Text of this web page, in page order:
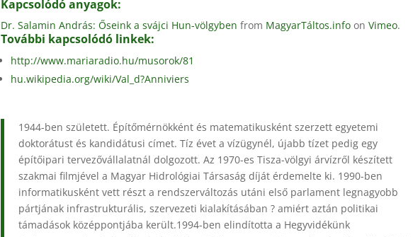
Kapcsolódó anyagok:
Dr. Salamin András: Őseink a svájci Hun-völgyben from MagyarTáltos.info onVimeo.
További kapcsolódó linkek:
http://www.mariaradio.hu/musorok/81
hu.wikipedia.org/wiki/Val_d?Anniviers
1944-ben született. Építőmérnökként és matematikusként szerzett egyetemi
doktorátust és kandidátusi címet. Tíz évet a vízügynél, újabb tízet pedig egy
építőipari tervezővállalatnál dolgozott. Az 1970-es Tisza-völgyi árvízről készített
szakmai filmjével a Magyar Hidrológiai Társaság díját érdemelte ki. 1990-ben
informatikusként vett részt a rendszerváltozás utáni első parlament legnagyobb
pártjának infrastrukturális, szervezeti kialakításában ? amiért aztán politikai
támadások középpontjába került.1994-ben elindította a Hegyvidékünk